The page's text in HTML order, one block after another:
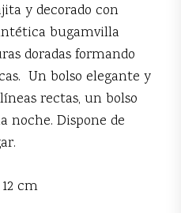
y decorado con
bugamvilla
doradas formando
Un bolso elegante y
rectas, un bolso
noche. Dispone de
cm